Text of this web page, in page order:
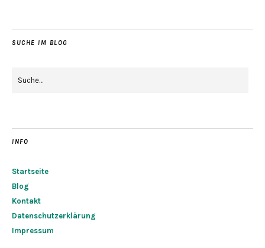
SUCHE IM BLOG
INFO
Startseite
Blog
Kontakt
Datenschutzerklärung
Impressum